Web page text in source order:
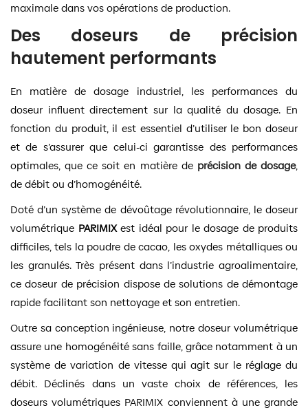
maximale dans vos opérations de production.
Des doseurs de précision
hautement performants
En matière de dosage industriel, les performances du
doseur influent directement sur la qualité du dosage. En
fonction du produit, il est essentiel d’utiliser le bon doseur
et de s’assurer que celui-ci garantisse des performances
optimales, que ce soit en matière de précision de dosage,
de débit ou d’homogénéité.
Doté d’un système de dévoûtage révolutionnaire, le doseur
volumétrique PARIMIXest idéal pour le dosage de produits
difficiles, tels la poudre de cacao, les oxydes métalliques ou
les granulés. Très présent dans l’industrie agroalimentaire,
ce doseur de précision dispose de solutions de démontage
rapide facilitant son nettoyage et son entretien.
Outre sa conception ingénieuse, notre doseur volumétrique
assure une homogénéité sans faille, grâce notamment à un
système de variation de vitesse qui agit sur le réglage du
débit. Déclinés dans un vaste choix de références, les
doseurs volumétriques PARIMIX conviennent à une grande